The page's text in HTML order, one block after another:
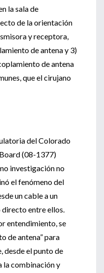
la sala de
de la orientación
y receptora,
de antena y 3)
de antena
que el cirujano
del Colorado
(08-1377)
investigación no
el fenómeno del
un cable a un
entre ellos.
entendimiento, se
de antena” para
desde el punto de
la combinación y